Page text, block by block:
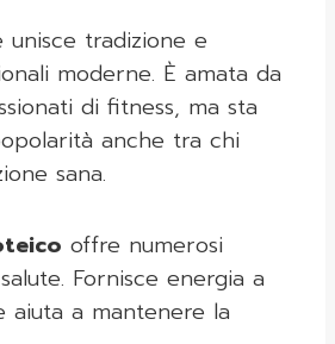
unisce tradizione e
moderne. È amata da
di fitness, ma sta
anche tra chi
sana.
offre numerosi
Fornisce energia a
aiuta a mantenere la